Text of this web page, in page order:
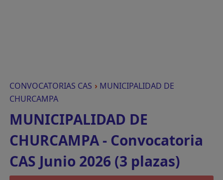
CONVOCATORIAS CAS › MUNICIPALIDAD DE
CHURCAMPA
MUNICIPALIDAD DE
CHURCAMPA - Convocatoria
CAS Junio 2026 (3 plazas)